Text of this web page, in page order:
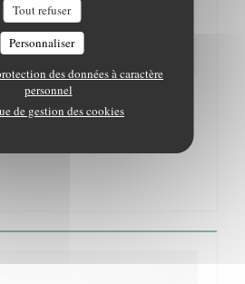
Tout refuser
Personnaliser
des données à caractère
personnel
de gestion des cookies
UNE NOUVELLE FENÊTRE))